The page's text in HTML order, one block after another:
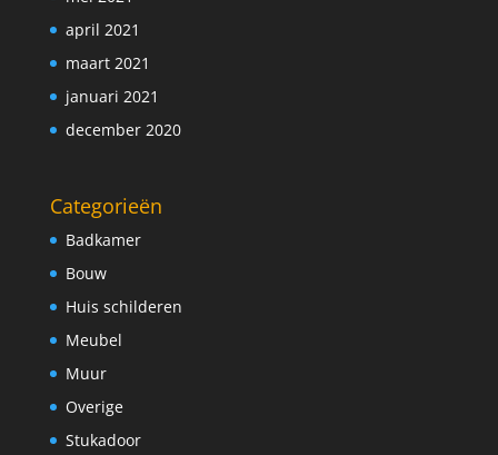
april 2021
maart 2021
januari 2021
december 2020
Categorieën
Badkamer
Bouw
Huis schilderen
Meubel
Muur
Overige
Stukadoor